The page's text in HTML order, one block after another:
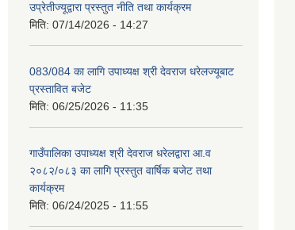
उप्रेतीज्यूद्वारा प्रस्तुत नीति तथा कार्यक्रम
मिति: 07/14/2026 - 14:27
083/084 का लागि उपाध्यक्ष श्री देवराज धरेलज्यूबाट
प्रस्तावित बजेट
मिति: 06/25/2026 - 11:35
गाउँपालिका उपाध्यक्ष श्री देवराज धरेलद्वारा आ.व
२०८२/०८३ का लागि प्रस्तुत वार्षिक बजेट तथा
कार्यक्रम
मिति: 06/24/2025 - 11:55